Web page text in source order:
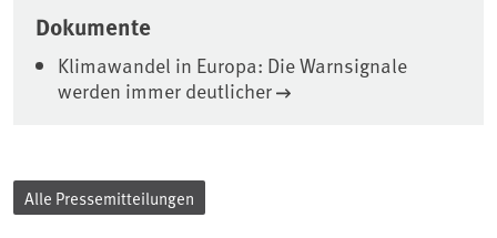
Dokumente
Klimawandel in Europa: Die Warnsignale
werden immer deutlicher
Alle Pressemitteilungen